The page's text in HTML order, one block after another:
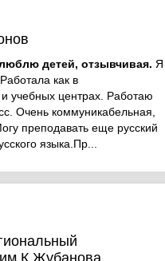
детей, отзывчивая. Я
как в
учебных центрах. Работаю
Очень коммуникабельная,
преподавать еще русский
языка.Пр...
им.К.Жубанова